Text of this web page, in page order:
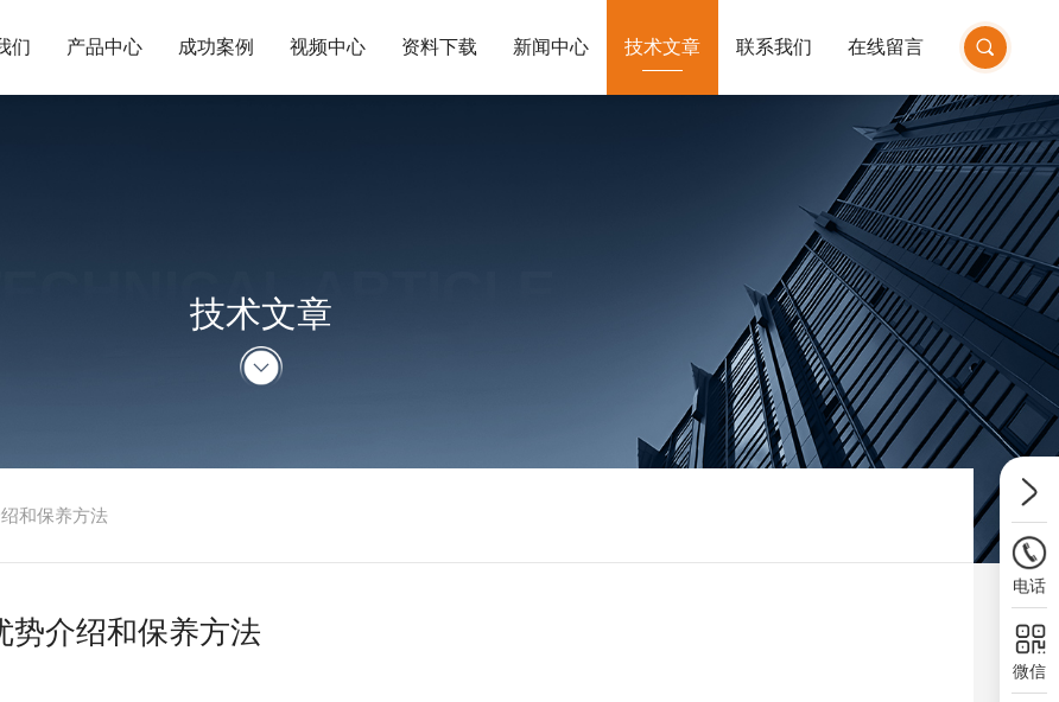
们 产品中心 成功案例 视频中心 资料下载 新闻中心 技术文章 联系我们 在线留言
ARTICLE
技术文章
和保养方法
势介绍和保养方法
电话
微信